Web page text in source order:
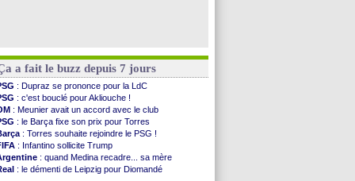
a fait le buzz depuis 7 jours
: Dupraz se prononce pour la LdC
: c'est bouclé pour Akliouche !
: Meunier avait un accord avec le club
: le Barça fixe son prix pour Torres
: Torres souhaite rejoindre le PSG !
: Infantino sollicite Trump
: quand Medina recadre... sa mère
: le démenti de Leipzig pour Diomandé